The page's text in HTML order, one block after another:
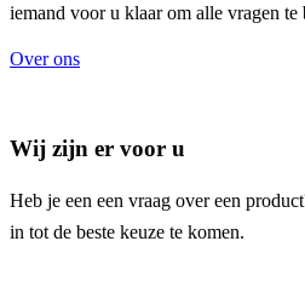
iemand voor u klaar om alle vragen te
Over ons
Wij zijn er voor u
Heb je een een vraag over een
in tot de beste keuze te komen.